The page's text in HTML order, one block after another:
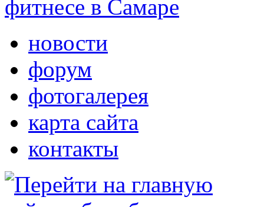
новости
форум
фотогалерея
карта сайта
контакты